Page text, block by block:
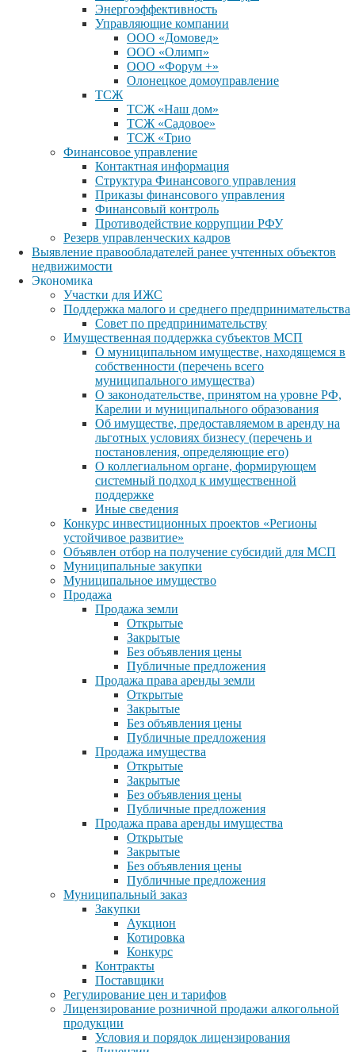
Энергоэффективность
Управляющие компании
ООО «Домовед»
ООО «Олимп»
ООО «Форум +»
Олонецкое домоуправление
ТСЖ
ТСЖ «Наш дом»
ТСЖ «Садовое»
ТСЖ «Трио
Финансовое управление
Контактная информация
Структура Финансового управления
Приказы финансового управления
Финансовый контроль
Противодействие коррупции РФУ
Резерв управленческих кадров
Выявление правообладателей ранее учтенных объектов
недвижимости
Экономика
Участки для ИЖС
Поддержка малого и среднего предпринимательства
Совет по предпринимательству
Имущественная поддержка субъектов МСП
О муниципальном имуществе, находящемся в
собственности (перечень всего
муниципального имущества)
О законодательстве, принятом на уровне РФ,
Карелии и муниципального образования
Об имуществе, предоставляемом в аренду на
льготных условиях бизнесу (перечень и
постановления, определяющие его)
О коллегиальном органе, формирующем
системный подход к имущественной
поддержке
Иные сведения
Конкурс инвестиционных проектов «Регионы
устойчивое развитие»
Объявлен отбор на получение субсидий для МСП
Муниципальные закупки
Муниципальное имущество
Продажа
Продажа земли
Открытые
Закрытые
Без объявления цены
Публичные предложения
Продажа права аренды земли
Открытые
Закрытые
Без объявления цены
Публичные предложения
Продажа имущества
Открытые
Закрытые
Без объявления цены
Публичные предложения
Продажа права аренды имущества
Открытые
Закрытые
Без объявления цены
Публичные предложения
Муниципальный заказ
Закупки
Аукцион
Котировка
Конкурс
Контракты
Поставщики
Регулирование цен и тарифов
Лицензирование розничной продажи алкогольной
продукции
Условия и порядок лицензирования